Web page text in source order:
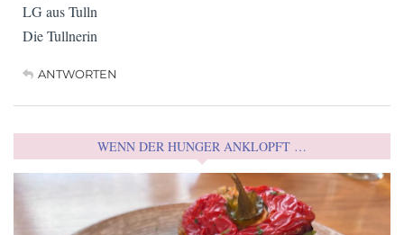
LG aus Tulln
Die Tullnerin
ANTWORTEN
WENN DER HUNGER ANKLOPFT …